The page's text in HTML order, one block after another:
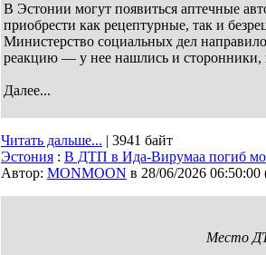
В Эстонии могут появиться аптечные
приобрести как рецептурные, так и
Министерство социальных дел
реакцию — у нее нашлись и сторонники,
Далее...
Читать дальше... | 3941 байт
Эстония : В ДТП в Ида-Вирумаа погиб
Автор: MONMOON в 28/06/2026 06:50:00
Место